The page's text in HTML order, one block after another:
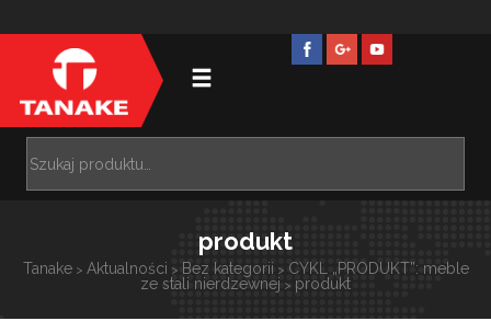
produkt
Tanake> Aktualności > Bez kategorii > CYKL „PRODUKT”: meble
ze stali nierdzewnej > produkt